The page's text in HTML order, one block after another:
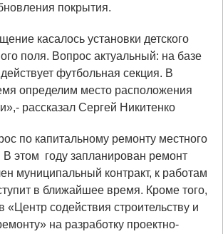
покрытия.
касалось установки детского
поля. Вопрос актуальный: на базе
футбольная секция. В
определим место расположения
рассказал Сергей Никитенко
по капитальному ремонту местного
В этом году запланирован ремонт
муниципальный контракт, к работам
в ближайшее время. Кроме того,
«Центр содействия строительству и
на разработку проектно-